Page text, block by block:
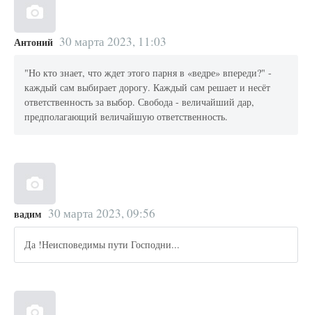
Антоний 30 марта 2023, 11:03
"Но кто знает, что ждет этого парня в «ведре» впереди?" -
каждый сам выбирает дорогу. Каждый сам решает и несёт
ответственность за выбор. Свобода - величайший дар,
предполагающий величайшую ответственность.
вадим 30 марта 2023, 09:56
Да !Неисповедимы пути Господни...